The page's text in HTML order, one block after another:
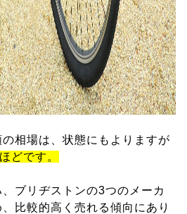
相場は、状態にもよりますが
どです。
ブリヂストンの3つのメーカ
比較的高く売れる傾向にあり